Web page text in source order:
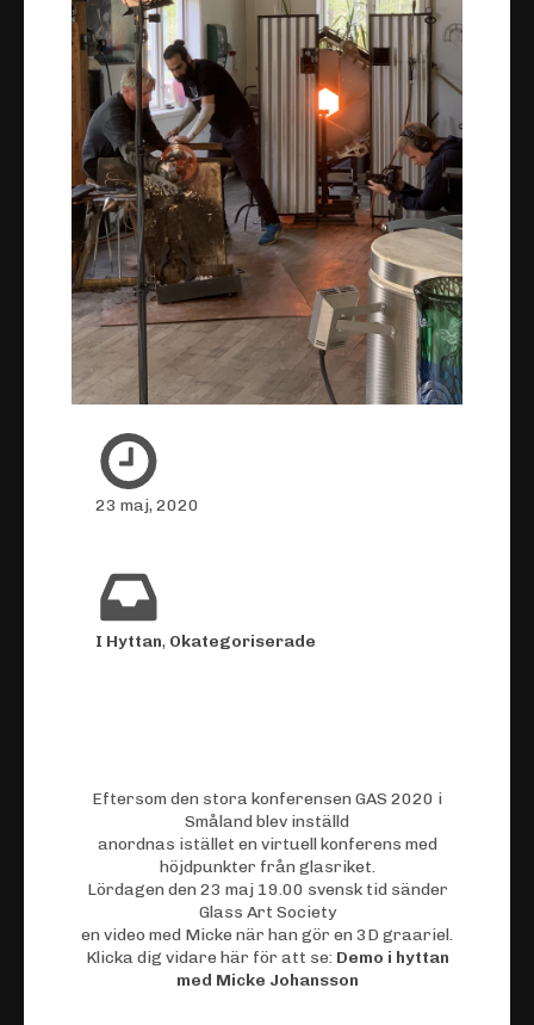
23 maj, 2020
I Hyttan, Okategoriserade
Eftersom den stora konferensen GAS 2020 i
Småland blev inställd
anordnas istället en virtuell konferens med
höjdpunkter från glasriket.
Lördagen den 23 maj 19.00 svensk tid sänder
Glass Art Society
en video med Micke när han gör en 3D graariel.
Klicka dig vidare här för att se: Demo i hyttan
med Micke Johansson